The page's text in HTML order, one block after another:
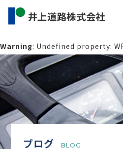
Warning: Undefined property:
/home/macolab2/
content/themes/
line14
ブログ BLOG